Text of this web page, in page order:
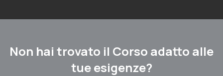
Non hai trovato il Corso adatto alle
tue esigenze?